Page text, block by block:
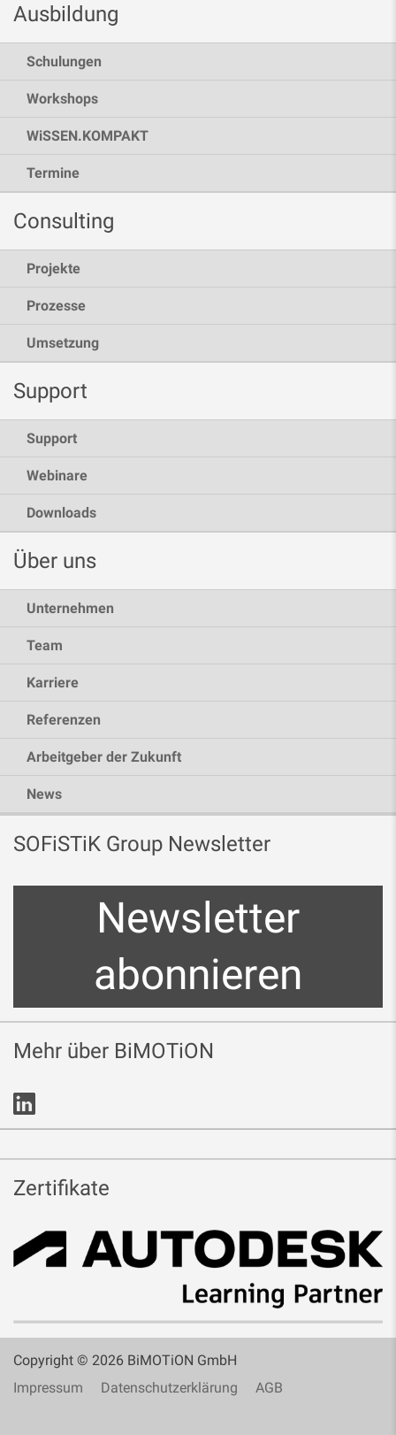
Ausbildung
Schulungen
Workshops
WiSSEN.KOMPAKT
Termine
Consulting
Projekte
Prozesse
Umsetzung
Support
Support
Webinare
Downloads
Über uns
Unternehmen
Team
Karriere
Referenzen
Arbeitgeber der Zukunft
News
SOFiSTiK Group Newsletter
Newsletter
abonnieren
Mehr über BiMOTiON
Zertifikate
Copyright © 2026 BiMOTiON GmbH
Impressum
Datenschutzerklärung AGB